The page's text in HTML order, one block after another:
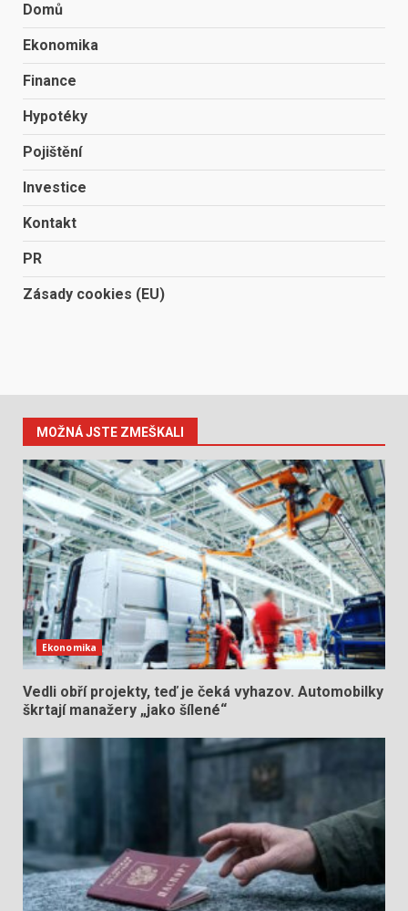
Domů
Ekonomika
Finance
Hypotéky
Pojištění
Investice
Kontakt
PR
Zásady cookies (EU)
MOŽNÁ JSTE ZMEŠKALI
Ekonomika
Vedli obří projekty, teď je čeká vyhazov. Automobilky
škrtají manažery „jako šílené“